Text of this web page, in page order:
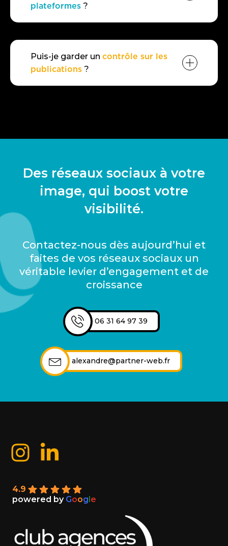
artenaire photographe
plateformes ?
Puis-je garder un contrôle sur les
publications ?
Des réseaux sociaux à votre
image, qui boost votre
visibilité.
Contactez-nous dès aujourd’hui et
faites de vos réseaux sociaux un
véritable levier d’engagement et de
croissance
06 31 64 97 39
alexandre@partner-web.fr
4.9
powered by Google